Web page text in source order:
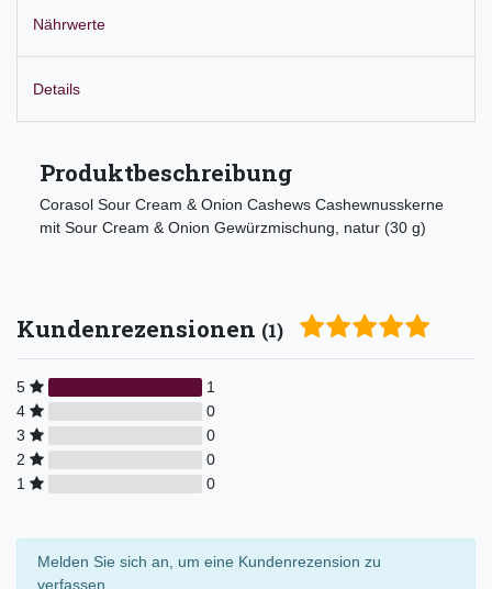
Nährwerte
Details
Produktbeschreibung
Corasol Sour Cream & Onion Cashews Cashewnusskerne
mit Sour Cream & Onion Gewürzmischung, natur (30 g)
Kundenrezensionen (1)
5
1
4
0
3
0
2
0
1
0
Melden Sie sich an, um eine Kundenrezension zu
verfassen.